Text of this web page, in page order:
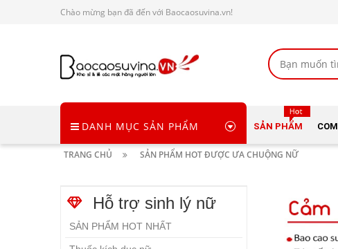
Chào mừng bạn đã đến với Baocaosuvina.vn!
DANH MỤC SẢN PHẨM SẢN PHẨM
TRANG CHỦ SẢN PHẨM HOT ĐƯỢC ƯA CHUỘNG NỮ
Hỗ trợ sinh lý nữ
SẢN PHẨM HOT NHẤT